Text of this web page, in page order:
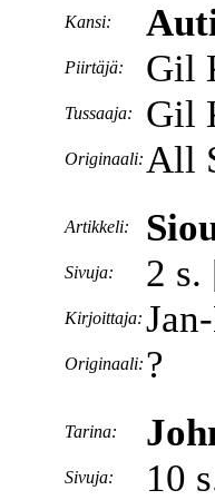
Kansi:
Piirtäjä: Gil
Tussaaja: Gil
Originaali: All
Artikkeli:
Sivuja: 2 s.
Kirjoittaja:
Originaali: ?
Tarina:
Sivuja: 10